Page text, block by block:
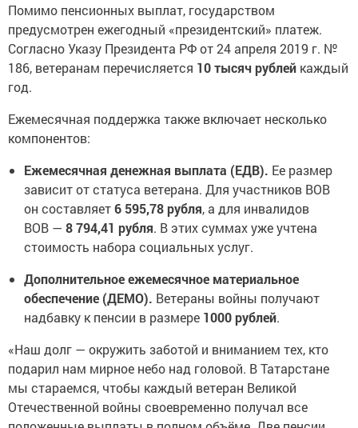
Помимо пенсионных выплат, государством
предусмотрен ежегодный «президентский» платеж.
Согласно Указу Президента РФ от 24 апреля 2019 г. №
186, ветеранам перечисляется 10 тысяч рублей каждый
год.
Ежемесячная поддержка также включает несколько
компонентов:
Ежемесячная денежная выплата (ЕДВ). Ее размер
зависит от статуса ветерана. Для участников ВОВ
он составляет6 595,78 рубля, а для инвалидов
ВОВ — 8 794,41 рубля. В этих суммах уже учтена
стоимость набора социальных услуг.
Дополнительное ежемесячное материальное
обеспечение (ДЕМО). Ветераны войны получают
надбавку к пенсии в размере 1000 рублей.
«Наш долг — окружить заботой и вниманием тех, кто
подарил нам мирное небо над головой. В Татарстане
мы стараемся, чтобы каждый ветеран Великой
Отечественной войны своевременно получал все